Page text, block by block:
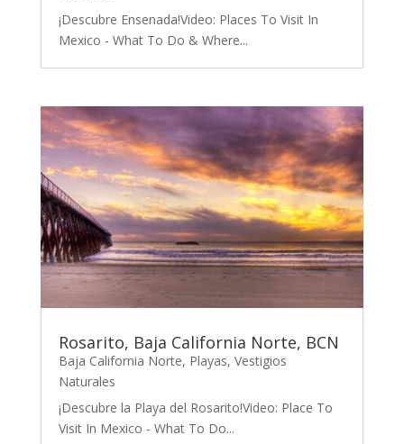
¡Descubre Ensenada!Video: Places To Visit In
Mexico - What To Do & Where...
Rosarito, Baja California Norte, BCN
Baja California Norte, Playas, Vestigios
Naturales
¡Descubre la Playa del Rosarito!Video: Place To
Visit In Mexico - What To Do...